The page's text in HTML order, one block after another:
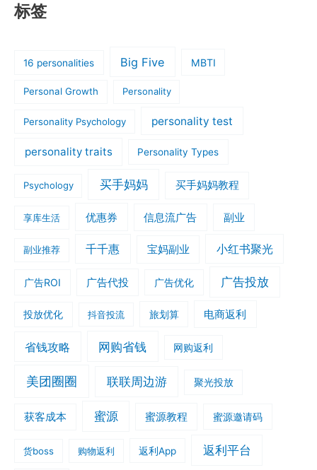
标签
16 personalities Big Five MBTI
Personal Growth Personality
Personality Psychology personality test
personality traits Personality Types
Psychology 买手妈妈 买手妈妈教程
享库生活 优惠券 信息流广告 副业
副业推荐 千千惠 宝妈副业 小红书聚光
广告ROI 广告代投 广告优化 广告投放
投放优化 抖音投流 旅划算 电商返利
省钱攻略 网购省钱 网购返利
美团圈圈 联联周边游 聚光投放
获客成本 蜜源 蜜源教程 蜜源邀请码
货boss 购物返利 返利App 返利平台